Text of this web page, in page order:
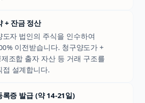
+ 잔금 정산
도자 법인의 주식을 인수하여
이전받습니다. 청구양도가 +
조합 출자 자산 등 거래 구조를
접 설계합니다.
록증 발급 (약 14-21일)